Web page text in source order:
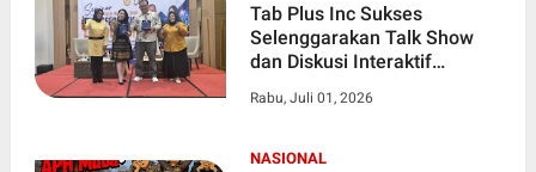
Tab Plus Inc Sukses
Selenggarakan Talk Show
dan Diskusi Interaktif
Leadership"
Rabu, Juli 01, 2026
NASIONAL